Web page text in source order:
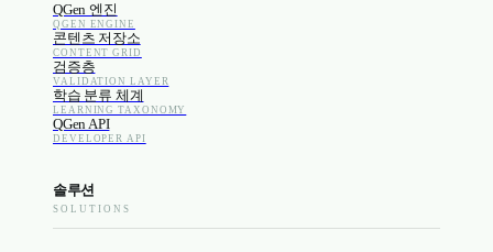
QGen 엔진
QGEN ENGINE
콘텐츠 저장소
CONTENT GRID
검증층
VALIDATION LAYER
학습 분류 체계
LEARNING TAXONOMY
QGen API
DEVELOPER API
솔루션
SOLUTIONS